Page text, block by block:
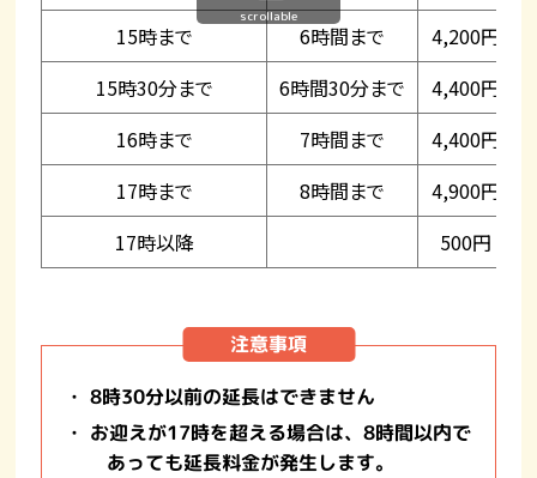
15時まで
6時間まで 4,200円
15時30分まで
6時間30分まで 4,400円
16時まで
7時間まで 4,400円
17時まで
8時間まで 4,900円
17時以降
500円
scrollable
注意事項
・ 8時30分以前の延長はできません
・ お迎えが17時を超える場合は、8時間以内で
あっても延長料金が発生します。